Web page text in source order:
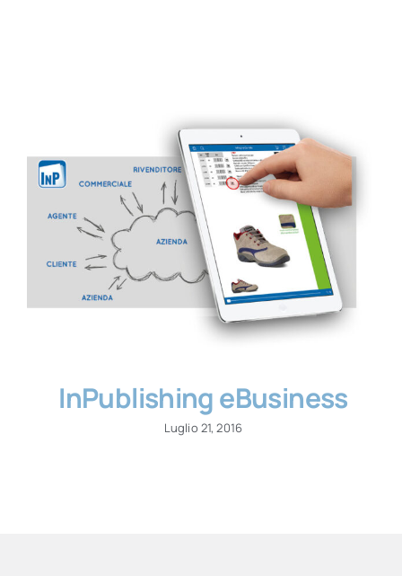
InPublishing eBusiness
Luglio 21, 2016